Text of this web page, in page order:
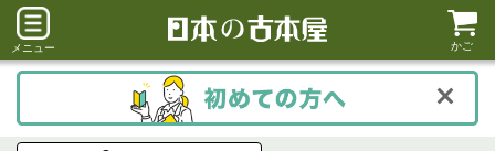
メニュー かご